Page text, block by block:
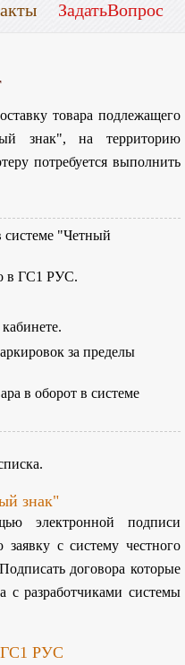
ЗадатьВопрос
товара подлежащего
знак", на территорию
потребуется выполнить
системе "Четный
в ГС1 РУС.
за пределы
в оборот в системе
знак"
электронной подписи
заявку с систему честного
договора которые
с разработчиками системы
ГС1 РУС